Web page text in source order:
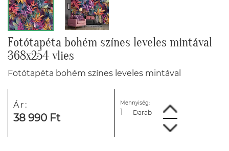
Fotótapéta bohém színes leveles mintával
368x254 vlies
Fotótapéta bohém színes leveles mintával
Ár:
38 990 Ft
Mennyiség:
Darab